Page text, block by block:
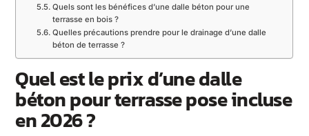
Quels sont les bénéfices d’une dalle béton pour une
terrasse en bois ?
Quelles précautions prendre pour le drainage d’une dalle
béton de terrasse ?
Quel est le prix d’une dalle
béton pour terrasse pose incluse
en 2026 ?